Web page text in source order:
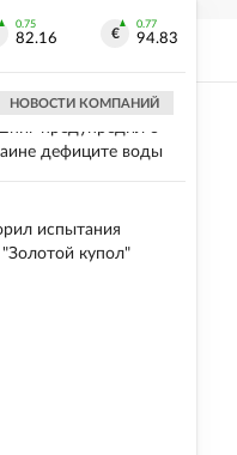
0.75
82.16
0.77
94.83
НОВОСТИ КОМПАНИЙ
дома в Нальчике
предупредил о
дефиците воды
испытания
купол"